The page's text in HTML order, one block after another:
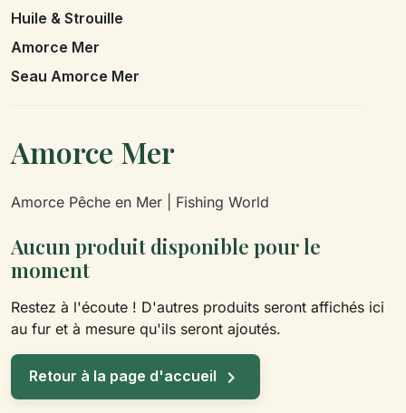
Huile & Strouille
Amorce Mer
Seau Amorce Mer
Amorce Mer
Amorce Pêche en Mer | Fishing World
Aucun produit disponible pour le
moment
Restez à l'écoute ! D'autres produits seront affichés ici
au fur et à mesure qu'ils seront ajoutés.
Retour à la page d'accueil 